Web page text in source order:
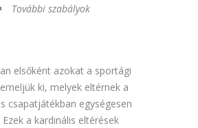
További szabályok
elsőként azokat a sportági
ki, melyek eltérnek a
csapatjátékban egységesen
a kardinális eltérések